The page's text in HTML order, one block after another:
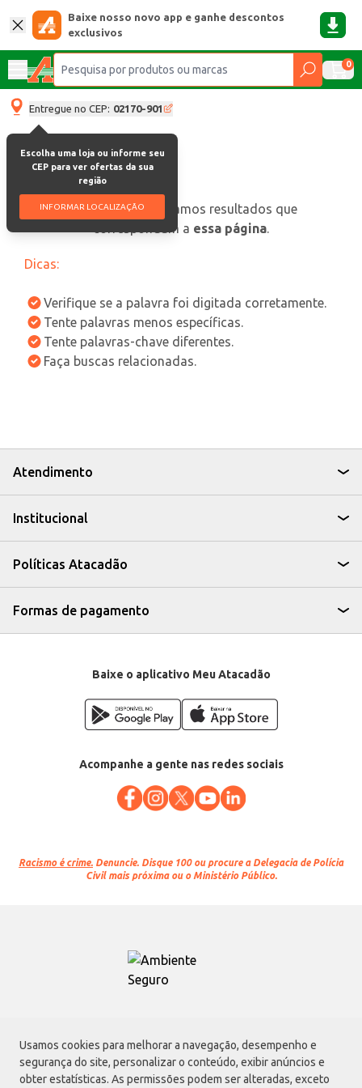
Usamos cookies para melhorar a navegação, desempenho e
segurança do site, personalizar o conteúdo, exibir anúncios e
obter estatísticas. As permissões podem ser alteradas, exceto
Baixe nosso novo app e ganhe descontos
exclusivos
0
Entregue no CEP: 02170-901
Escolha uma loja ou informe seu
CEP para ver ofertas da sua
região
INFORMAR LOCALIZAÇÃO
oops, não encontramos resultados que
correspondam a essa página.
Dicas:
Verifique se a palavra foi digitada corretamente.
Tente palavras menos específicas.
Tente palavras-chave diferentes.
Faça buscas relacionadas.
Atendimento
Institucional
Políticas Atacadão
Formas de pagamento
Baixe o aplicativo Meu Atacadão
Acompanhe a gente nas redes sociais
Racismo é crime. Denuncie. Disque 100 ou procure a Delegacia de Polícia
Civil mais próxima ou o Ministério Público.
Atacadão S.A.
Avenida Morvan Dias de Figueiredo, 6169, Vila Maria, São Paulo - SP | CEP
02170-901 | CNPJ: 75.315.333/0001-09